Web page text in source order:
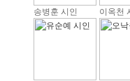
송병훈 시인 이옥천